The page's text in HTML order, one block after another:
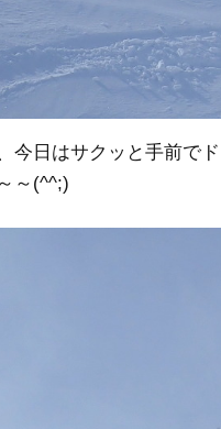
今日はサクッと手前で
～(^^;)